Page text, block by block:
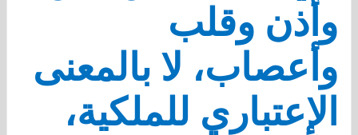
وأذن وقلب
وأعصاب، لا بالمعنى
الإِعتباري للملكية،